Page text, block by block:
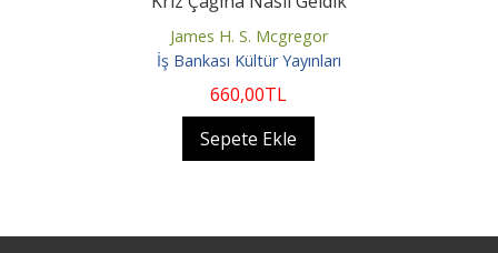
James H. S. Mcgregor
İş Bankası Kültür Yayınları
660,00TL
Sepete Ekle